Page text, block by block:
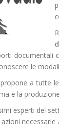
documentali
le
a tutte le
e la
esperti del